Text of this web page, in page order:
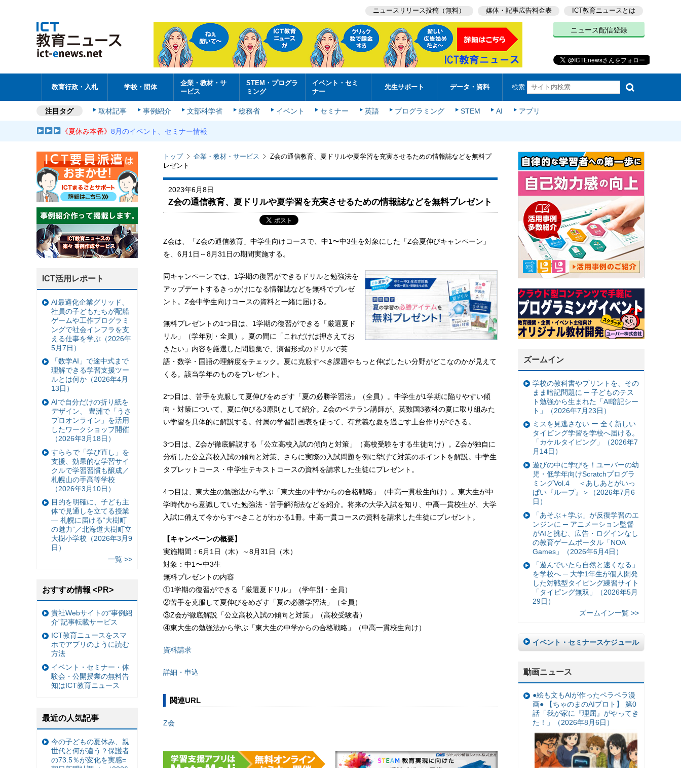
ニュースリリース投稿（無料） 媒体・記事広告料金表 ICT教育ニュースとは
ニュース配信登録
教育行政・入札 学校・団体
企業・教材・サ
ービス
STEM・プログラ
ミング
イベント・セミ
ナー
先生サポート データ・資料 検索
注目タグ 取材記事 事例紹介 文部科学省 総務省 イベント セミナー 英語 プログラミング STEM AI アプリ
《夏休み本番》8月のイベント、セミナー情報
トップ 企業・教材・サービス
Z会の通信教育、夏ドリルや夏学習を充実させるための情報誌などを無料プ
レゼント
2023年6月8日
Z会の通信教育、夏ドリルや夏学習を充実させるための情報誌などを無料プレゼント
Z会は、「Z会の通信教育」中学生向けコースで、中1〜中3生を対象にした「Z会夏伸びキャンペーン」
を、6月1日～8月31日の期間実施する。
同キャンペーンでは、1学期の復習ができるドリルと勉強法を
アップデートするきっかけになる情報誌などを無料でプレゼ
ント。Z会中学生向けコースの資料と一緒に届ける。
無料プレゼントの1つ目は、1学期の復習ができる「厳選夏ド
リル」（学年別・全員）。夏の間に「これだけは押さえてお
きたい」内容を厳選した問題集で、演習形式のドリルで英
語・数学・国語の理解度をチェック。夏に克服すべき課題やもっと伸ばしたい分野がどこなのかが見えて
くる。該当学年のものをプレゼント。
2つ目は、苦手を克服して夏伸びをめざす「夏の必勝学習法」（全員）。中学生が1学期に陥りやすい傾
向・対策について、夏に伸びる3原則として紹介。Z会のベテラン講師が、英数国3教科の夏に取り組みた
い学習を具体的に解説する。付属の学習計画表を使って、有意義な夏を過ごす土台作りができる。
3つ目は、Z会が徹底解説する「公立高校入試の傾向と対策」（高校受験をする生徒向け）。Z会が独自に
分析した公立高校入試の傾向と対策、さらに実際の入試問題を例に挙げて対策のポイントを解説。中学生
タブレットコース・中学生テキストコースの資料を請求した生徒にプレゼント。
4つ目は、東大生の勉強法から学ぶ「東大生の中学からの合格戦略」（中高一貫校生向け）。東大生が中
学時代から意識していた勉強法・苦手解消法などを紹介。将来の大学入試を知り、中高一貫校生が、大学
入試に備えて今からすべきことがわかる1冊。中高一貫コースの資料を請求した生徒にプレゼント。
【キャンペーンの概要】
実施期間：6月1日（木）～8月31日（木）
対象：中1〜中3生
無料プレゼントの内容
①1学期の復習ができる「厳選夏ドリル」（学年別・全員）
②苦手を克服して夏伸びをめざす「夏の必勝学習法」（全員）
③Z会が徹底解説「公立高校入試の傾向と対策」（高校受験者）
④東大生の勉強法から学ぶ「東大生の中学からの合格戦略」（中高一貫校生向け）
資料請求
詳細・申込
関連URL
Z会
ズームイン
学校の教科書やプリントを、その
まま暗記問題に ─ 子どものテス
ト勉強から生まれた「AI暗記シー
ト」（2026年7月23日）
ミスを見逃さない ー 全く新しい
タイピング学習を学校へ届ける。
「カケルタイピング」（2026年7
月14日）
遊びの中に学びを！ユーバーの幼
児・低学年向けScratchプログラ
ミングVol.4 ＜あしあとがいっ
ぱい『ループ』＞（2026年7月6
日）
「あそぶ＋学ぶ」が反復学習のエ
ンジンに ─ アニメーション監督
がAIと挑む、広告・ログインなし
の教育ゲームポータル「NOA
Games」（2026年6月4日）
「遊んでいたら自然と速くなる」
を学校へ ─ 大学1年生が個人開発
した対戦型タイピング練習サイト
「タイピング無双」（2026年5月
29日）
ズームイン一覧 >>
イベント・セミナースケジュール
動画ニュース
●絵も文もAIが作ったペラペラ漫
画● 【ちゃのまのAIプロト】 第0
話「我が家に『理屈』がやってき
た！」（2026年8月6日）
ICT活用レポート
AI最適化企業グリッド、
社員の子どもたちが配船
ゲームや工作プログラミ
ングで社会インフラを支
える仕事を学ぶ（2026年
5月7日）
「数学AI」で途中式まで
理解できる学習支援ツー
ルとは何か（2026年4月
13日）
AIで自分だけの折り紙を
デザイン、 豊洲で「うさ
プロオンライン」を活用
したワークショップ開催
（2026年3月18日）
すららで「学び直し」を
支援、効果的な学習サイ
クルで学習習慣も醸成／
札幌山の手高等学校
（2026年3月10日）
目的を明確に、子ども主
体で見通しを立てる授業
— 札幌に届ける“大樹町
の魅力”／北海道大樹町立
大樹小学校（2026年3月9
日）
一覧 >>
おすすめ情報 <PR>
貴社Webサイトの“事例紹
介”記事転載サービス
ICT教育ニュースをスマ
ホでアプリのように読む
方法
イベント・セミナー・体
験会・公開授業の無料告
知はICT教育ニュース
最近の人気記事
今の子どもの夏休み、親
世代と何が違う？保護者
の73.5％が変化を実感=